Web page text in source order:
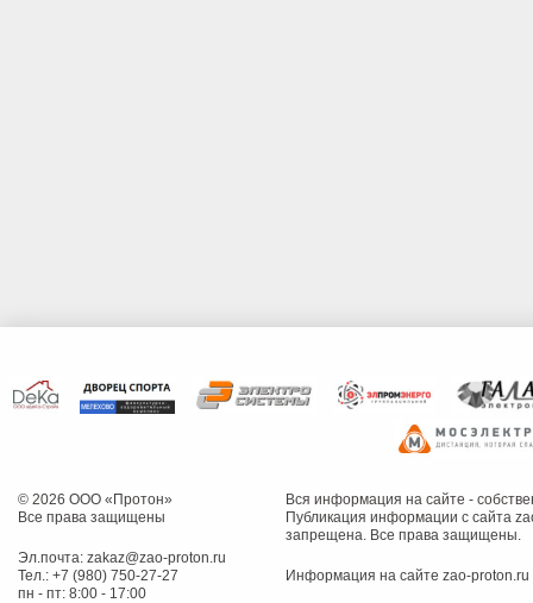
© 2026 ООО «Протон»
Все права защищены
Эл.почта: zakaz@zao-proton.ru
Тел.: +7 (980) 750-27-27
пн - пт: 8:00 - 17:00
Вся информация на сайте -
Публикация информации с сайта
запрещена. Все права защищены.
Информация на сайте zao-